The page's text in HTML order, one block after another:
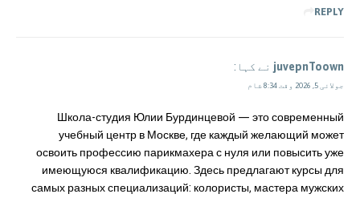
REPLY
juvepnToown نے کہا:
جولائی 5, 2026 وقت 8:34 شام
Школа-студия Юлии Бурдинцевой — это современный
учебный центр в Москве, где каждый желающий может
освоить профессию парикмахера с нуля или повысить уже
имеющуюся квалификацию. Здесь предлагают курсы для
самых разных специализаций: колористы, мастера мужских